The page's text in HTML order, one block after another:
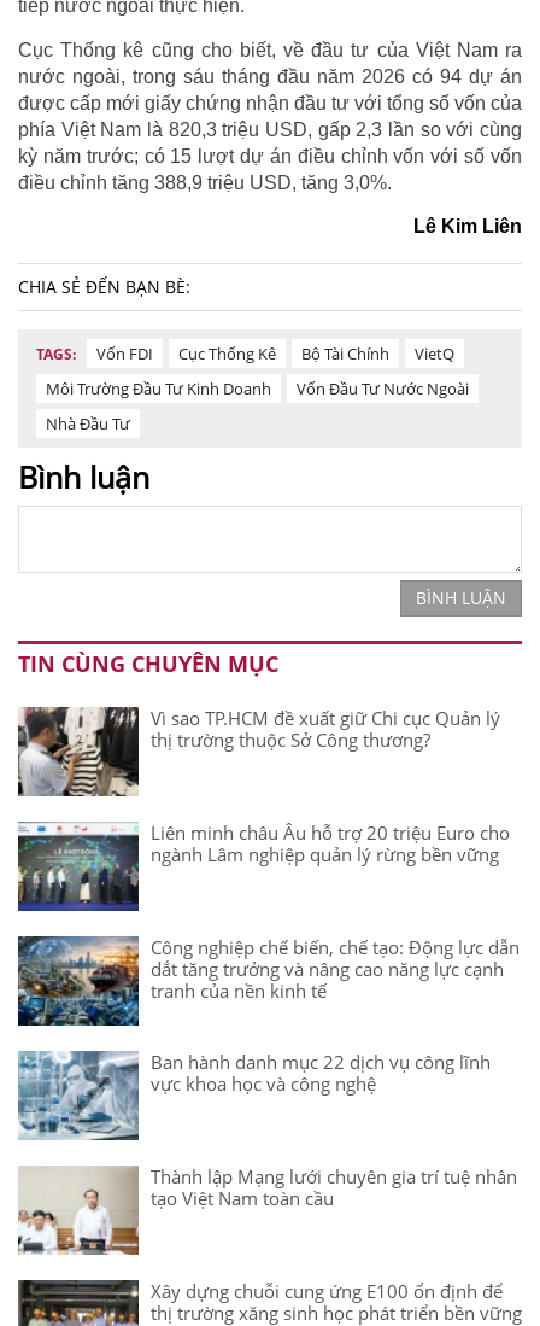
tiếp nước ngoài thực hiện.
Cục Thống kê cũng cho biết, về đầu tư của Việt Nam ra
nước ngoài, trong sáu tháng đầu năm 2026 có 94 dự án
được cấp mới giấy chứng nhận đầu tư với tổng số vốn của
phía Việt Nam là 820,3 triệu USD, gấp 2,3 lần so với cùng
kỳ năm trước; có 15 lượt dự án điều chỉnh vốn với số vốn
điều chỉnh tăng 388,9 triệu USD, tăng 3,0%.
Lê Kim Liên
CHIA SẺ ĐẾN BẠN BÈ:
TAGS: Vốn FDI Cục Thống Kê Bộ Tài Chính
VietQ
Môi Trường Đầu Tư Kinh Doanh
Vốn Đầu Tư Nước Ngoài
Nhà Đầu Tư
Bình luận
BÌNH LUẬN
TIN CÙNG CHUYÊN MỤC
Vì sao TP.HCM đề xuất giữ Chi cục Quản lý
thị trường thuộc Sở Công thương?
Liên minh châu Âu hỗ trợ 20 triệu Euro cho
ngành Lâm nghiệp quản lý rừng bền vững
Công nghiệp chế biến, chế tạo: Động lực dẫn
dắt tăng trưởng và nâng cao năng lực cạnh
tranh của nền kinh tế
Ban hành danh mục 22 dịch vụ công lĩnh
vực khoa học và công nghệ
Thành lập Mạng lưới chuyên gia trí tuệ nhân
tạo Việt Nam toàn cầu
Xây dựng chuỗi cung ứng E100 ổn định để
thị trường xăng sinh học phát triển bền vững